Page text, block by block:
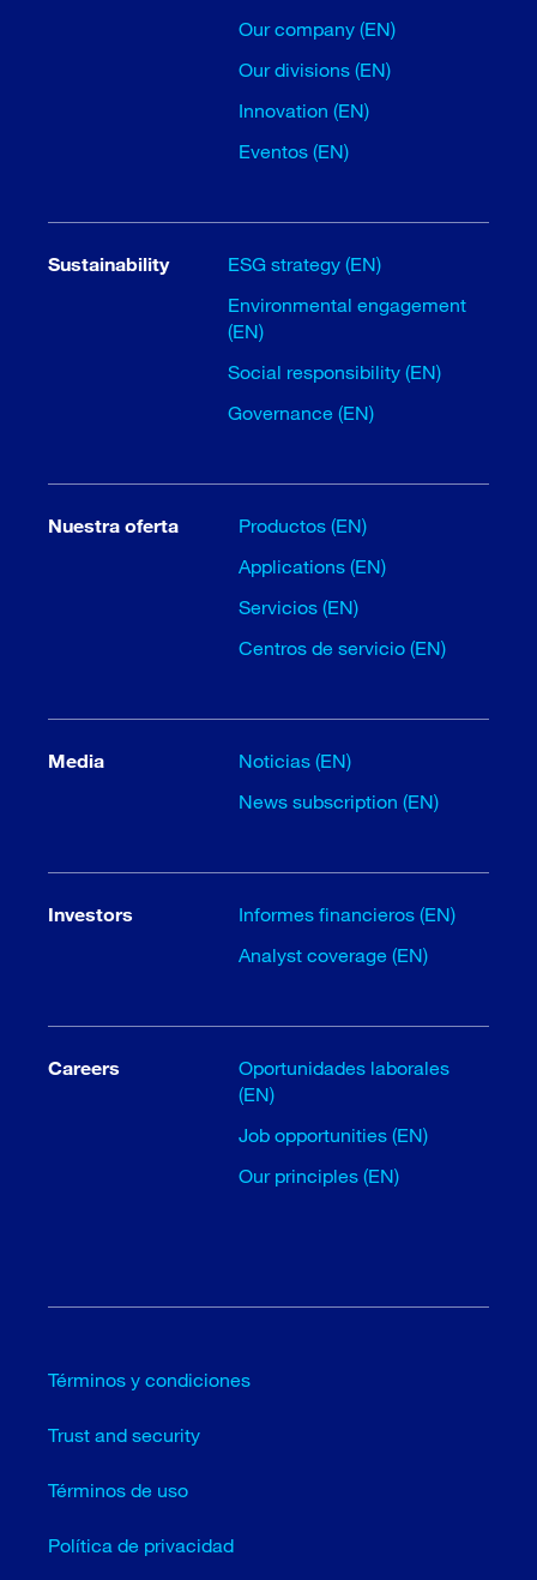
Our company (EN)
Our divisions (EN)
Innovation (EN)
Eventos (EN)
Sustainability
ESG strategy (EN)
Environmental engagement
(EN)
Social responsibility (EN)
Governance (EN)
Nuestra oferta
Productos (EN)
Applications (EN)
Servicios (EN)
Centros de servicio (EN)
Media
Noticias (EN)
News subscription (EN)
Investors
Informes financieros (EN)
Analyst coverage (EN)
Careers
Oportunidades laborales
(EN)
Job opportunities (EN)
Our principles (EN)
Términos y condiciones
Trust and security
Términos de uso
Política de privacidad